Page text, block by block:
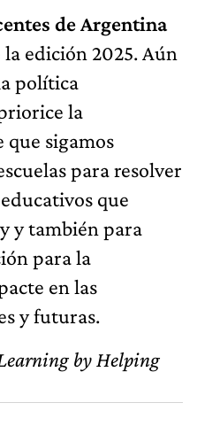
de Argentina
edición 2025. Aún
política
la
que sigamos
para resolver
que
y también para
para la
en las
y futuras.
by Helping